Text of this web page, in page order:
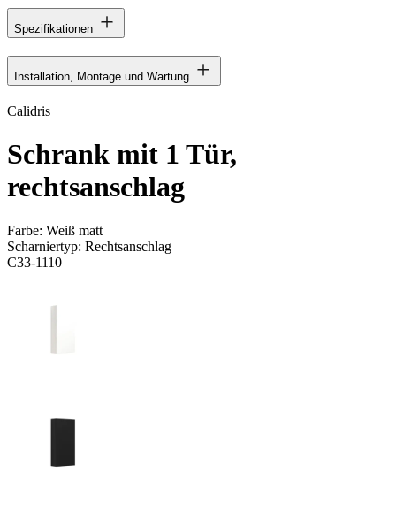
Spezifikationen
Installation, Montage und Wartung
Calidris
Schrank mit 1 Tür,
rechtsanschlag
Farbe: Weiß matt
Scharniertyp: Rechtsanschlag
C33-1110